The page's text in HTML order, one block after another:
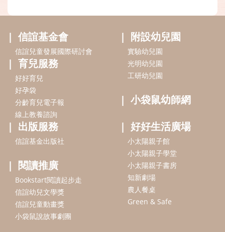
信誼基金會
信誼兒童發展國際研討會
育兒服務
好好育兒
好孕袋
分齡育兒電子報
線上教養諮詢
附設幼兒園
實驗幼兒園
光明幼兒園
工研幼兒園
小袋鼠幼師網
出版服務
信誼基金出版社
閱讀推廣
Bookstart閱讀起步走
信誼幼兒文學獎
信誼兒童動畫獎
小袋鼠說故事劇團
好好生活廣場
小太陽親子館
小太陽親子學堂
小太陽親子書房
知新劇場
農人餐桌
Green & Safe